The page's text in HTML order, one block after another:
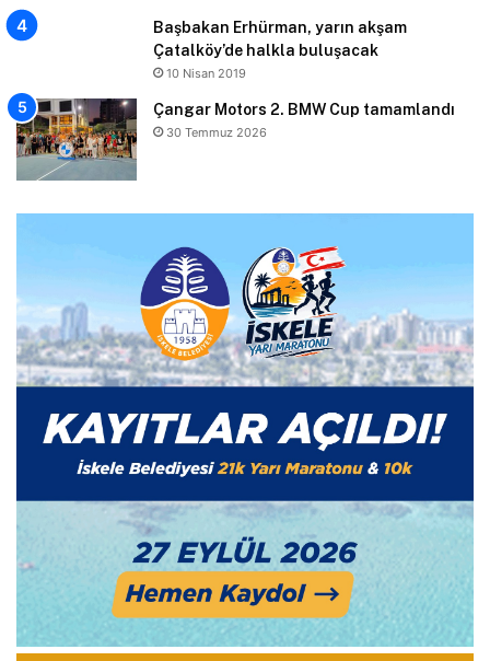
Başbakan Erhürman, yarın akşam
Çatalköy’de halkla buluşacak
10 Nisan 2019
Çangar Motors 2. BMW Cup tamamlandı
30 Temmuz 2026